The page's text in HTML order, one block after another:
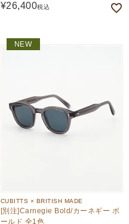
¥26,400税込
NEW
CUBITTS × BRITISH MADE
[別注]Carnegie Bold/カーネギー ボ
ールド 全1色